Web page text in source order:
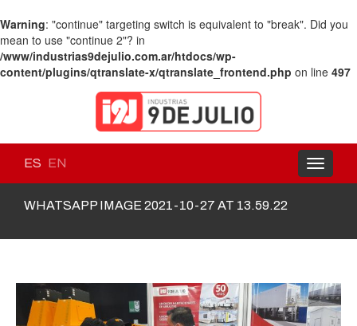
Warning: "continue" targeting switch is equivalent to "break". Did you
mean to use "continue 2"? in
/www/industrias9dejulio.com.ar/htdocs/wp-
content/plugins/qtranslate-x/qtranslate_frontend.php on line 497
ES EN
Toggle
WHATSAPP IMAGE 2021-10-27 AT 13.59.22